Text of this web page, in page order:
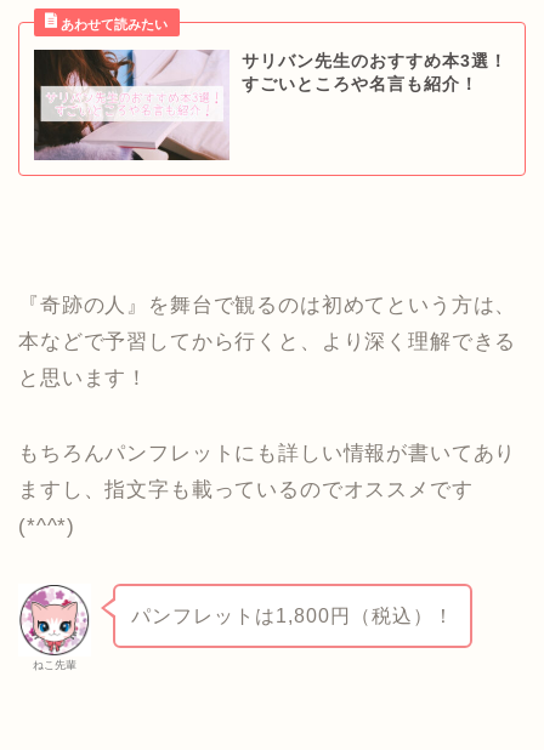
サリバン先生のおすすめ本3選！
すごいところや名言も紹介！
『奇跡の人』を舞台で観るのは初めてという方は、
本などで予習してから行くと、より深く理解できる
と思います！
もちろんパンフレットにも詳しい情報が書いてあり
ますし、指文字も載っているのでオススメです
(*^^*)
ねこ先輩
パンフレットは1,800円（税込）！